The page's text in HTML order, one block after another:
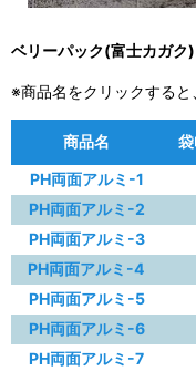
ベリーパック(富士カガク
※商品名をクリックすると
商品名
PH両面アルミ-1
PH両面アルミ-2
PH両面アルミ-3
PH両面アルミ-4
PH両面アルミ-5
PH両面アルミ-6
PH両面アルミ-7